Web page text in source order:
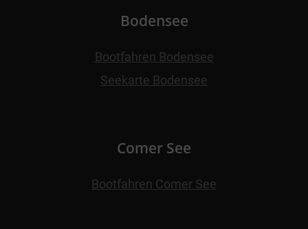
Bodensee
Bootfahren Bodensee
Seekarte Bodensee
Comer See
Bootfahren Comer See